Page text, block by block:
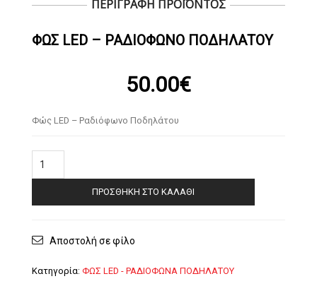
ΠΕΡΙΓΡΑΦΗ ΠΡΟΪΟΝΤΟΣ
ΦΏΣ LED – ΡΑΔΙΌΦΩΝΟ ΠΟΔΗΛΆΤΟΥ
50.00€
Φώς LED – Ραδιόφωνο Ποδηλάτου
LED
-
Ποδηλάτου
ΠΡΟΣΘΉΚΗ ΣΤΟ ΚΑΛΆΘΙ
Αποστολή σε φίλο
Κατηγορία: ΦΩΣ LED - ΡΑΔΙΟΦΩΝΑ ΠΟΔΗΛΑΤΟΥ